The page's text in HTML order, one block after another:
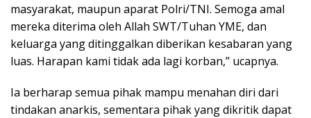
masyarakat, maupun aparat Polri/TNI. Semoga amal
mereka diterima oleh Allah SWT/Tuhan YME, dan
keluarga yang ditinggalkan diberikan kesabaran yang
luas. Harapan kami tidak ada lagi korban,” ucapnya.
Ia berharap semua pihak mampu menahan diri dari
tindakan anarkis, sementara pihak yang dikritik dapat